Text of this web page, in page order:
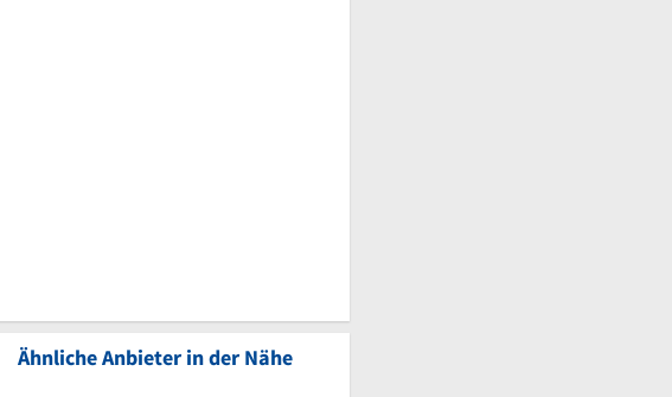
Ähnliche Anbieter in der Nähe